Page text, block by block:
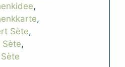
,
,
Sète,
Sète,